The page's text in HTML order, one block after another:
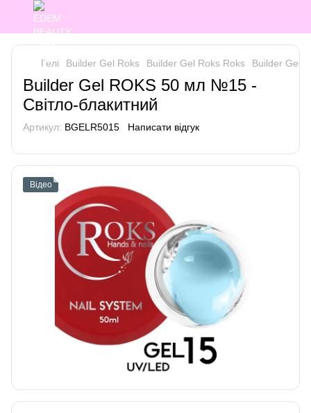
Гелі Builder Gel Roks Builder Gel Roks Roks Builder Gel
Builder Gel ROKS 50 мл №15 -
Світло-блакитний
Артикул: BGELR5015 Написати відгук
Відео